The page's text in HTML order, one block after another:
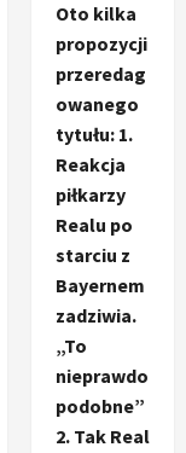
Oto kilka
propozycji
przeredag
owanego
tytułu: 1.
Reakcja
piłkarzy
Realu po
starciu z
Bayernem
zadziwia.
„To
nieprawdo
podobne”
2. Tak Real